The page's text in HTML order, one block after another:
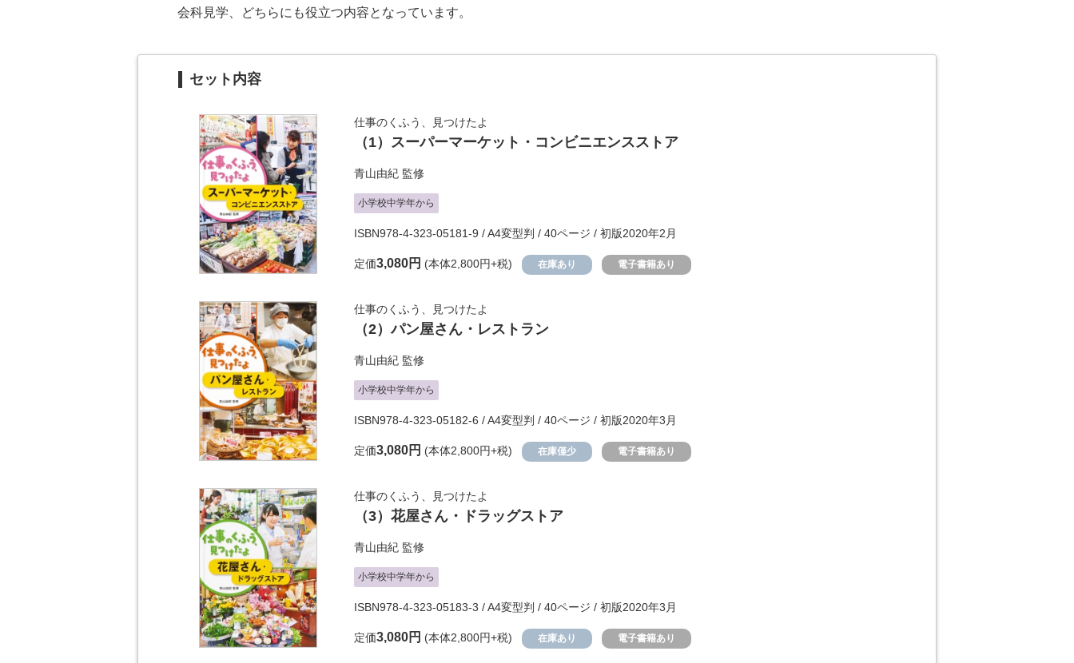
会科見学、どちらにも役立つ内容となっています。
セット内容
仕事のくふう、見つけたよ
（1） スーパーマーケット・コンビニエンスストア
青山由紀 監修
小学校中学年から
ISBN978-4-323-05181-9 / A4変型判 / 40ページ / 初版2020年2月
定価3,080円 (本体2,800円+税) 在庫あり 電子書籍あり
仕事のくふう、見つけたよ
（2）パン屋さん・レストラン
青山由紀 監修
小学校中学年から
ISBN978-4-323-05182-6 / A4変型判 / 40ページ / 初版2020年3月
定価3,080円 (本体2,800円+税) 在庫僅少 電子書籍あり
仕事のくふう、見つけたよ
（3） 花屋さん・ドラッグストア
青山由紀 監修
小学校中学年から
ISBN978-4-323-05183-3 / A4変型判 / 40ページ / 初版2020年3月
定価3,080円 (本体2,800円+税) 在庫あり 電子書籍あり